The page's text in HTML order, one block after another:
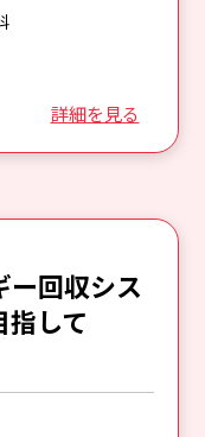
詳細を見る
ー回収シス
指して